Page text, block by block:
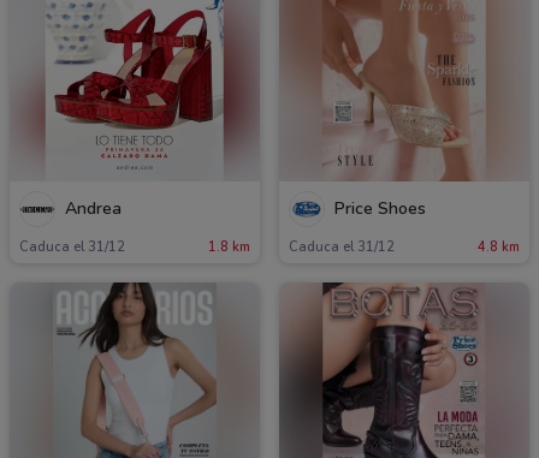
Andrea
Caduca el 31/12 1.8 km
Price Shoes
Caduca el 31/12 4.8 km